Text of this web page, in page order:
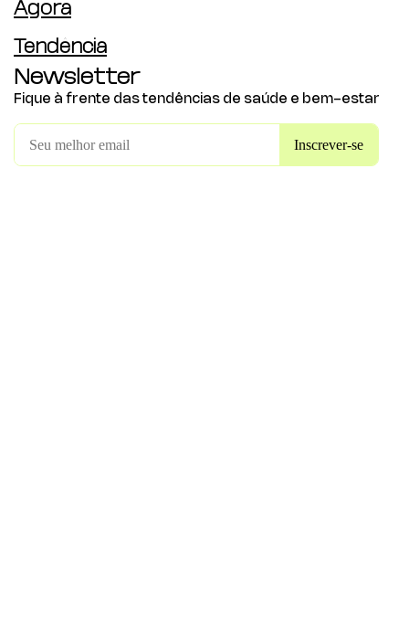
Agora
Tendência
Newsletter
Fique à frente das tendências de saúde e bem-estar